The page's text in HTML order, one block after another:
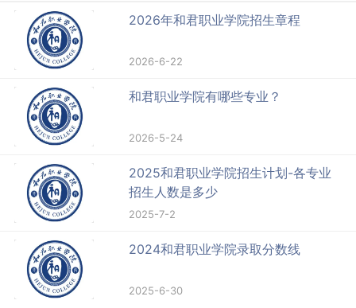
2026年和君职业学院招生章程
2026-6-22
和君职业学院有哪些专业？
2026-5-24
2025和君职业学院招生计划-各专业
招生人数是多少
2025-7-2
2024和君职业学院录取分数线
2025-6-30